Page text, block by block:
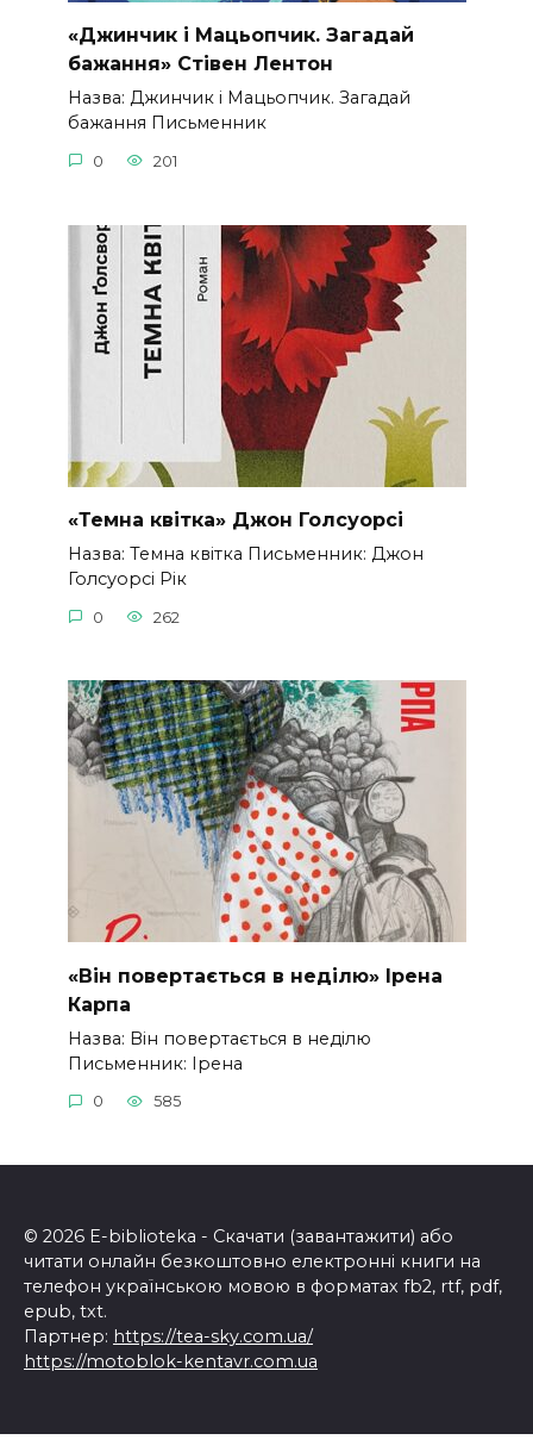
«Джинчик і Мацьопчик. Загадай
бажання» Стівен Лентон
Назва: Джинчик і Мацьопчик. Загадай
бажання Письменник
0 201
«Темна квітка» Джон Голсуорсі
Назва: Темна квітка Письменник: Джон
Голсуорсі Рік
0 262
«Він повертається в неділю» Ірена
Карпа
Назва: Він повертається в неділю
Письменник: Ірена
0 585
© 2026 E-biblioteka - Скачати (завантажити) або
читати онлайн безкоштовно електронні книги на
телефон українською мовою в форматах fb2, rtf, pdf,
epub, txt.
Партнер: https://tea-sky.com.ua/
https://motoblok-kentavr.com.ua